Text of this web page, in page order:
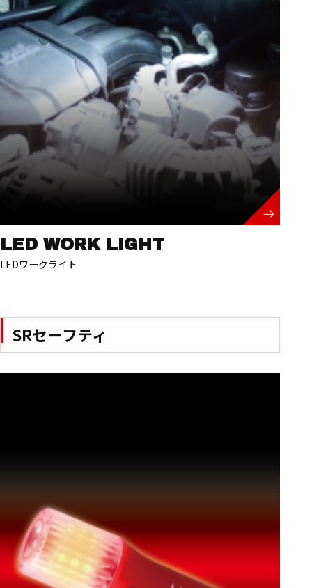
LED WORK LIGHT
LEDワークライト
SRセーフティ